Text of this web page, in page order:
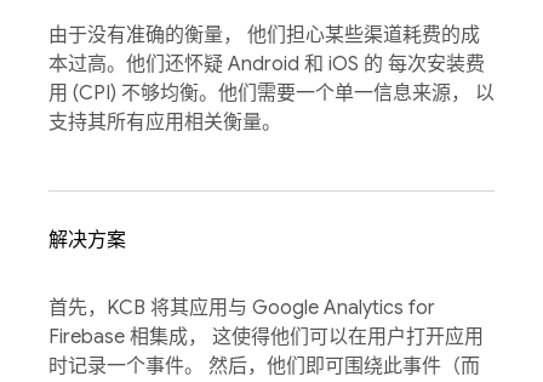
由于没有准确的衡量， 他们担心某些渠道耗费的成
本过高。他们还怀疑 Android 和 iOS 的 每次安装费
用 (CPI) 不够均衡。他们需要一个单一信息来源， 以
支持其所有应用相关衡量。
解决方案
首先，KCB 将其应用与 Google Analytics for
Firebase 相集成， 这使得他们可以在用户打开应用
时记录一个事件。 然后，他们即可围绕此事件（而